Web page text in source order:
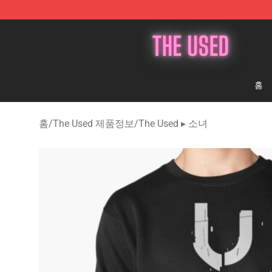
홈
홈/The Used 제품정보/The Used ▸ 소녀